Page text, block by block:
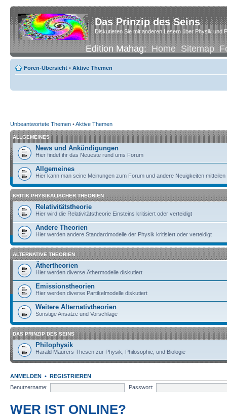
Das Prinzip des Seins
Diskutieren Sie mit anderen Lesern über Physik und
Edition Mahag:Home Sitemap
Foren-Übersicht • Aktive Themen
Unbeantwortete Themen •Aktive Themen
ALLGEMEINES
News und Ankündigungen
Hier findet ihr das Neueste rund ums Forum
Allgemeines
Hier kann man seine Meinungen zum Forum und andere Neuigkeiten mitteilen
KRITIK PHYSIKALISCHER THEORIEN
Relativitätstheorie
Hier wird die Relativitätstheorie Einsteins kritisiert oder verteidigt
Andere Theorien
Hier werden andere Standardmodelle der Physik kritisiert oder verteidigt
ALTERNATIVE THEORIEN
Äthertheorien
Hier werden diverse Äthermodelle diskutiert
Emissionstheorien
Hier werden diverse Partikelmodelle diskutiert
Weitere Alternativtheorien
Sonstige Ansätze und Vorschläge
DAS PRINZIP DES SEINS
Philophysik
Harald Maurers Thesen zur Physik, Philosophie, und Biologie
ANMELDEN • REGISTRIEREN
Benutzername:
Passwort:
WER IST ONLINE?